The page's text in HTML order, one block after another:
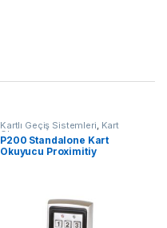
Kartlı Geçiş Sistemleri, Kart
Okuyucu
P200 Standalone Kart
Okuyucu Proximitiy